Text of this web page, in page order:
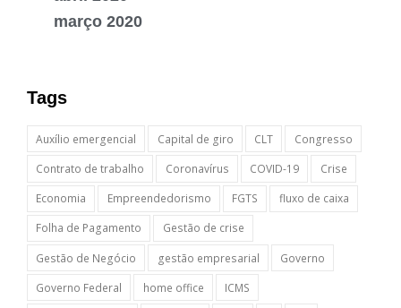
março 2020
Tags
Auxílio emergencial Capital de giro CLT
Congresso
Contrato de trabalho
Coronavírus COVID-19
Crise
Economia
Empreendedorismo FGTS
fluxo de caixa
Folha de Pagamento
Gestão de crise
Gestão de Negócio
gestão empresarial
Governo
Governo Federal
home office
ICMS